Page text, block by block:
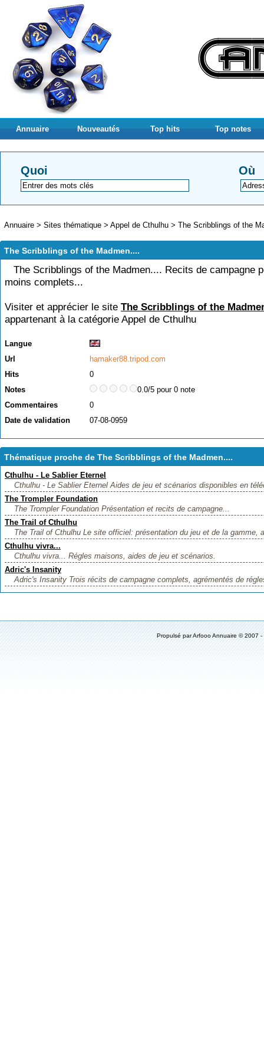
Annuaire Nouveautés Top hits Top notes
Quoi Où
Annuaire > Sites thématique > Appel de Cthulhu > The Scribblings of the
The Scribblings of the Madmen....
The Scribblings of the Madmen.... Recits de campagne
moins complets...
Visiter et apprécier le site The Scribblings of the
appartenant à la catégorie Appel de Cthulhu
Langue
Url
hamaker88.tripod.com
Hits
0
Notes
0.0/5 pour 0 note
Commentaires
0
Date de validation
07-08-0959
Thématique proche de The Scribblings of the Madmen....
Cthulhu - Le Sablier Eternel
Cthulhu - Le Sablier Eternel Aides de jeu et scénarios disponibles en
The Trompler Foundation
The Trompler Foundation Présentation et recits de campagne...
The Trail of Cthulhu
The Trail of Cthulhu Le site officiel: présentation du jeu et de la gamme,
Cthulhu vivra...
Cthulhu vivra... Régles maisons, aides de jeu et scénarios.
Adric's Insanity
Adric's Insanity Trois récits de campagne complets, agrémentés de
Propulsé parArfooo Annuaire © 2007